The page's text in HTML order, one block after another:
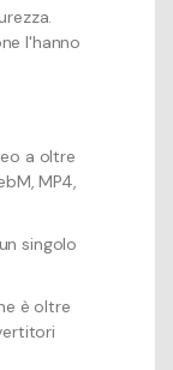
l'hanno
a oltre
MP4,
singolo
è oltre